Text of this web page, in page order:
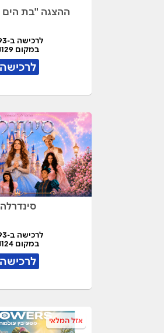
ההצגה "בת
לרכישה ב-₪93
במקום ₪129
לרכישה
סינדרלה
לרכישה ב-₪93
במקום ₪124
לרכישה
אזל המלאי